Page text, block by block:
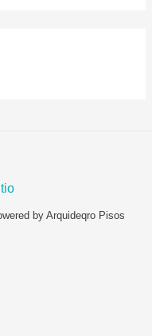
by Arquideqro Pisos